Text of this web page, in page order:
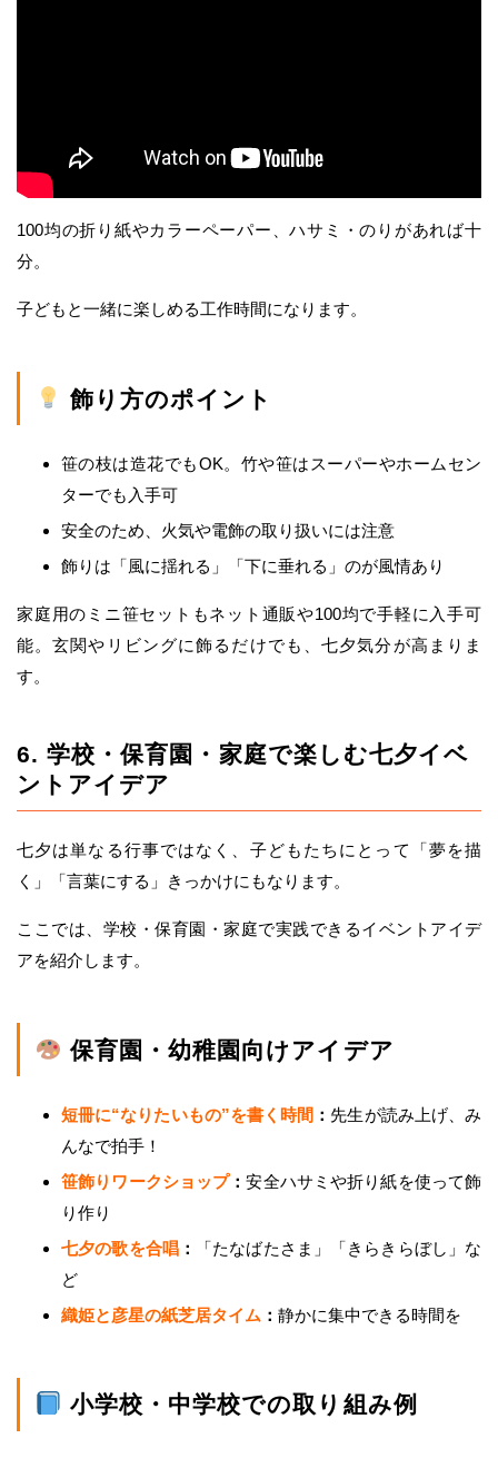
100均の折り紙やカラーペーパー、ハサミ・のりがあれば十
分。
子どもと一緒に楽しめる工作時間になります。
飾り方のポイント
笹の枝は造花でもOK。竹や笹はスーパーやホームセン
ターでも入手可
安全のため、火気や電飾の取り扱いには注意
飾りは「風に揺れる」「下に垂れる」のが風情あり
家庭用のミニ笹セットもネット通販や100均で手軽に入手可
能。玄関やリビングに飾るだけでも、七夕気分が高まりま
す。
6. 学校・保育園・家庭で楽しむ七夕イベ
ントアイデア
七夕は単なる行事ではなく、子どもたちにとって「夢を描
く」「言葉にする」きっかけにもなります。
ここでは、学校・保育園・家庭で実践できるイベントアイデ
アを紹介します。
保育園・幼稚園向けアイデア
短冊に“なりたいもの”を書く時間 ： 先生が読み上げ、み
んなで拍手！
笹飾りワークショップ：安全ハサミや折り紙を使って飾
り作り
七夕の歌を合唱：
「たなばたさま」「きらきらぼし」な
ど
織姫と彦星の紙芝居タイム ： 静かに集中できる時間を
小学校・中学校での取り組み例